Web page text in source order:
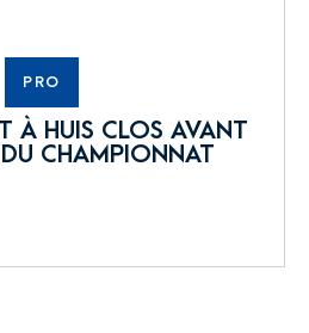
PRO
À HUIS CLOS AVANT
DU CHAMPIONNAT